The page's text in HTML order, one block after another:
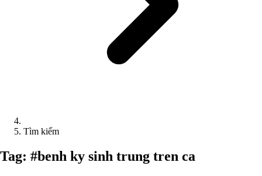
Tìm kiếm
Tag: #benh ky sinh trung tren ca